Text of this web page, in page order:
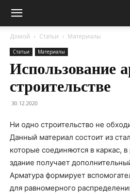
Домой Статьи Материалы
Статьи Материалы
Использование
строительстве
30.12.2020
Ни одно строительство не
Данный материал состоит из
которые соединяются в каркас, в
здание получает
Арматура формирует
для равномерного